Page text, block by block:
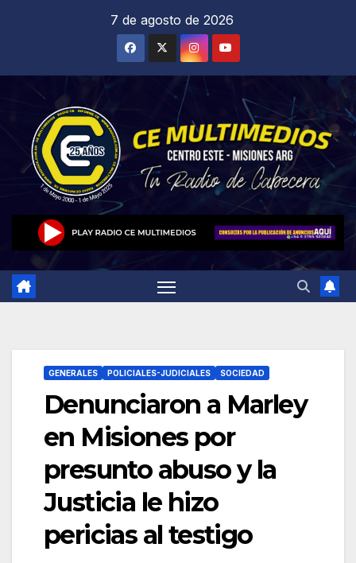
7 de agosto de 2026
GENERALES POLICIALES-JUDICIALES SOCIEDAD
Denunciaron a Marley
en Misiones por
presunto abuso y la
Justicia le hizo
pericias al testigo